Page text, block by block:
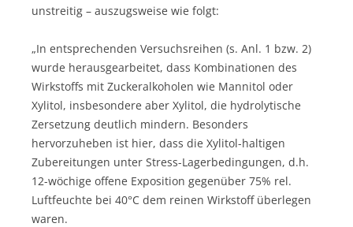
unstreitig – auszugsweise wie folgt:
„In entsprechenden Versuchsreihen (s. Anl. 1 bzw. 2)
wurde herausgearbeitet, dass Kombinationen des
Wirkstoffs mit Zuckeralkoholen wie Mannitol oder
Xylitol, insbesondere aber Xylitol, die hydrolytische
Zersetzung deutlich mindern. Besonders
hervorzuheben ist hier, dass die Xylitol-haltigen
Zubereitungen unter Stress-Lagerbedingungen, d.h.
12-wöchige offene Exposition gegenüber 75% rel.
Luftfeuchte bei 40°C dem reinen Wirkstoff überlegen
waren.